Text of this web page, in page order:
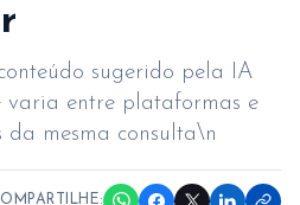
sugerido pela IA
varia entre plataformas e
mesma consulta\n